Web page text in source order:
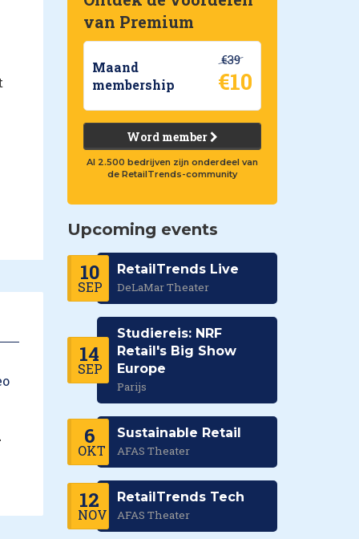
van Premium
Maand
membership
€39
€10
Word member
Al 2.500 bedrijven zijn onderdeel van
de RetailTrends-community
Upcoming events
10
SEP
RetailTrends Live
DeLaMar Theater
14
SEP
Studiereis: NRF
Retail's Big Show
Europe
Parijs
6
OKT
Sustainable Retail
AFAS Theater
12
NOV
RetailTrends Tech
AFAS Theater